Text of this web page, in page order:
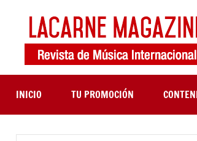
contenido
INICIO TU PROMOCIÓN